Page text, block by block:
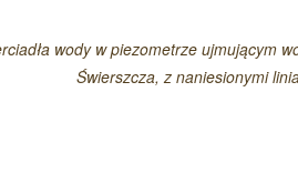
wody w piezometrze ujmującym
Świerszcza, z naniesionymi